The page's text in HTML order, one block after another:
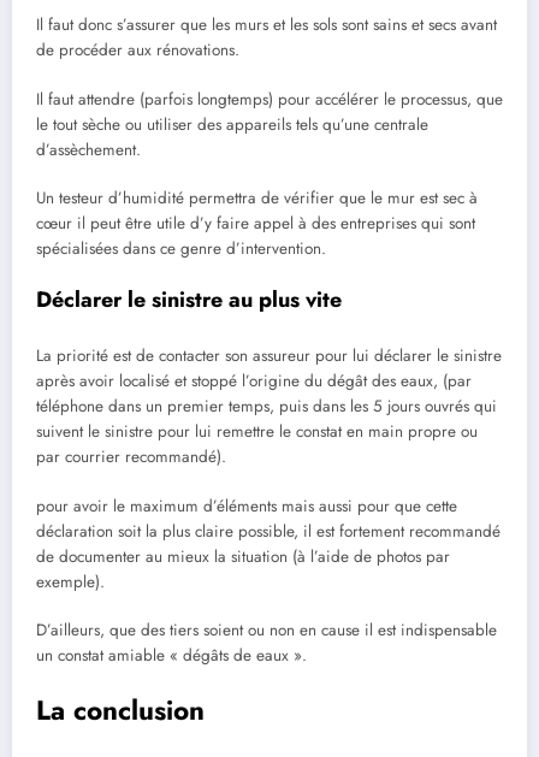
Il faut donc s’assurer que les murs et les sols sont sains et secs avant
de procéder aux rénovations.
Il faut attendre (parfois longtemps) pour accélérer le processus, que
le tout sèche ou utiliser des appareils tels qu’une centrale
d’assèchement.
Un testeur d’humidité permettra de vérifier que le mur est sec à
cœur il peut être utile d’y faire appel à des entreprises qui sont
spécialisées dans ce genre d’intervention.
Déclarer le sinistre au plus vite
La priorité est de contacter son assureur pour lui déclarer le sinistre
après avoir localisé et stoppé l’origine du dégât des eaux, (par
téléphone dans un premier temps, puis dans les 5 jours ouvrés qui
suivent le sinistre pour lui remettre le constat en main propre ou
par courrier recommandé).
pour avoir le maximum d’éléments mais aussi pour que cette
déclaration soit la plus claire possible, il est fortement recommandé
de documenter au mieux la situation (à l’aide de photos par
exemple).
D’ailleurs, que des tiers soient ou non en cause il est indispensable
un constat amiable « dégâts de eaux ».
La conclusion